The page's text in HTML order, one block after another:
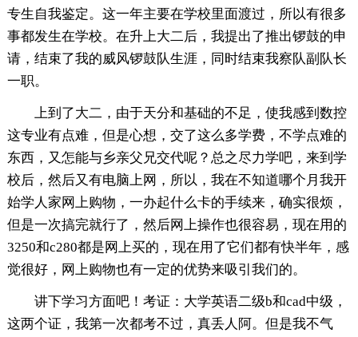
专生自我鉴定。这一年主要在学校里面渡过，所以有很多
事都发生在学校。在升上大二后，我提出了推出锣鼓的申
请，结束了我的威风锣鼓队生涯，同时结束我察队副队长
一职。
上到了大二，由于天分和基础的不足，使我感到数控
这专业有点难，但是心想，交了这么多学费，不学点难的
东西，又怎能与乡亲父兄交代呢？总之尽力学吧，来到学
校后，然后又有电脑上网，所以，我在不知道哪个月我开
始学人家网上购物，一办起什么卡的手续来，确实很烦，
但是一次搞完就行了，然后网上操作也很容易，现在用的
3250和c280都是网上买的，现在用了它们都有快半年，感
觉很好，网上购物也有一定的优势来吸引我们的。
讲下学习方面吧！考证：大学英语二级b和cad中级，
这两个证，我第一次都考不过，真丢人阿。但是我不气